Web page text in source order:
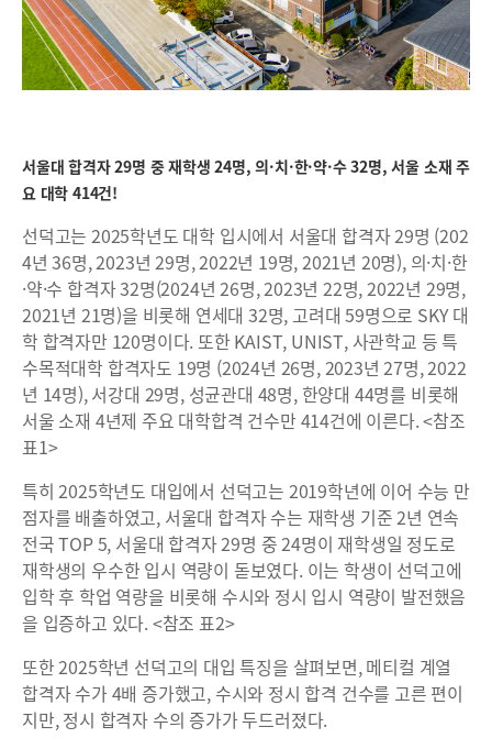
서울대 합격자 29명 중 재학생 24명, 의·치·한·약·수 32명, 서울 소재 주
요 대학 414건!
선덕고는 2025학년도 대학 입시에서 서울대 합격자 29명 (202
4년 36명, 2023년 29명, 2022년 19명, 2021년 20명), 의·치·한
·약·수 합격자 32명(2024년 26명, 2023년 22명, 2022년 29명,
2021년 21명)을 비롯해 연세대 32명, 고려대 59명으로 SKY 대
학 합격자만 120명이다. 또한 KAIST, UNIST, 사관학교 등 특
수목적대학 합격자도 19명 (2024년 26명, 2023년 27명, 2022
년 14명), 서강대 29명, 성균관대 48명, 한양대 44명를 비롯해
서울 소재 4년제 주요 대학합격 건수만 414건에 이른다. <참조
표1>
특히 2025학년도 대입에서 선덕고는 2019학년에 이어 수능 만
점자를 배출하였고, 서울대 합격자 수는 재학생 기준 2년 연속
전국 TOP 5, 서울대 합격자 29명 중 24명이 재학생일 정도로
재학생의 우수한 입시 역량이 돋보였다. 이는 학생이 선덕고에
입학 후 학업 역량을 비롯해 수시와 정시 입시 역량이 발전했음
을 입증하고 있다. <참조 표2>
또한 2025학년 선덕고의 대입 특징을 살펴보면, 메티컬 계열
합격자 수가 4배 증가했고, 수시와 정시 합격 건수를 고른 편이
지만, 정시 합격자 수의 증가가 두드러졌다.